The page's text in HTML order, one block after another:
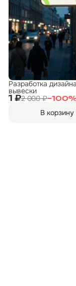
1 ₽2 000 ₽−100
Разработка дизайна
вывески
В корзину